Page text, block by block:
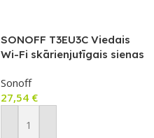
SONOFF T3EU3C Viedais
Wi-Fi skārienjutīgais sienas
Sonoff
27,54 €
Pievienot Grozam